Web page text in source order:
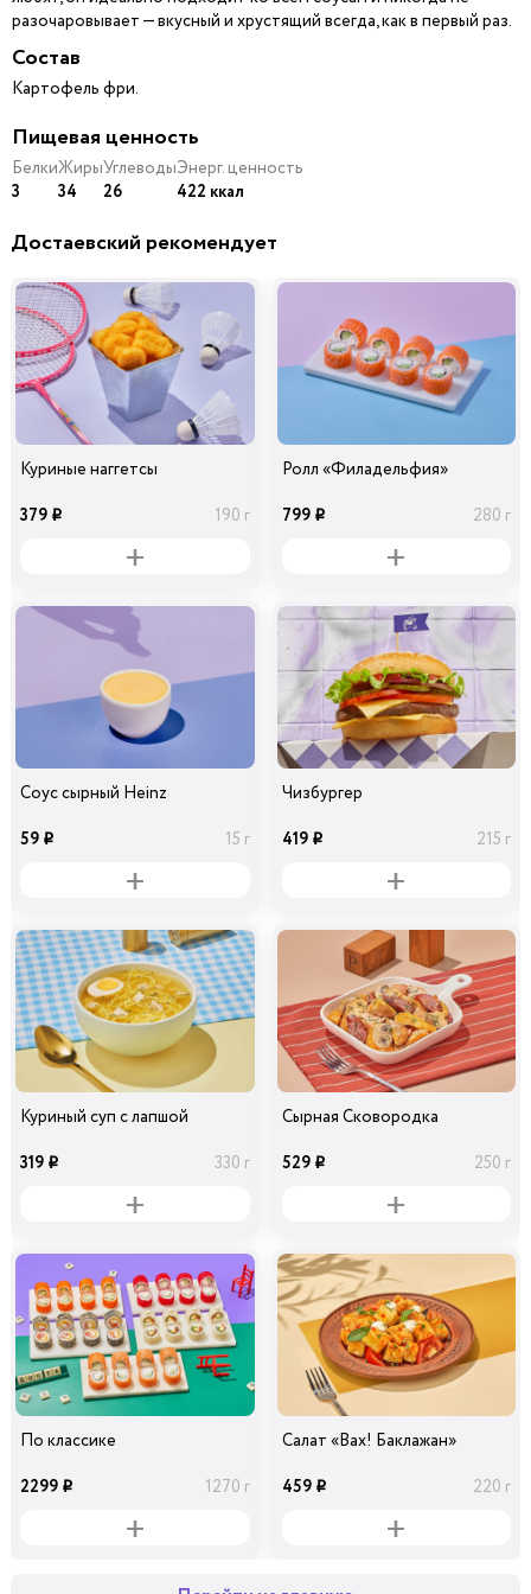
разочаровывает — вкусный и хрустящий всегда, как в первый раз.
Состав
Картофель фри.
Пищевая ценность
Белки
3
Жиры
34
Углеводы
26
Энерг. ценность
422 ккал
Достаевский рекомендует
Куриные наггетсы
379 i 190 г
Ролл «Филадельфия»
799 i 280 г
Соус сырный Heinz
59 i 15 г
Чизбургер
419 i 215 г
Куриный суп с лапшой
319 i 330 г
Сырная Сковородка
529 i 250 г
По классике
2299 i 1270 г
Салат «Вах! Баклажан»
459 i 220 г